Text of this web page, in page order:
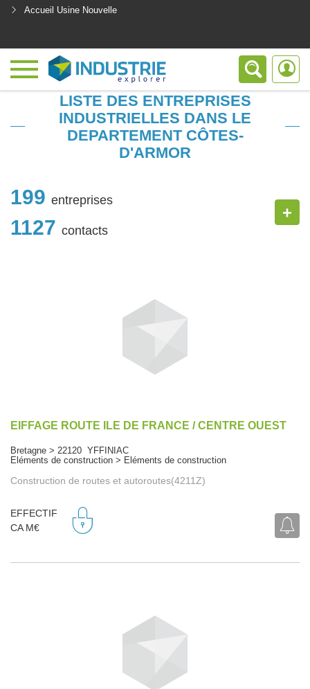
Accueil Usine Nouvelle
LISTE DES ENTREPRISES
INDUSTRIELLES DANS LE
DEPARTEMENT CÔTES-
D'ARMOR
199 entreprises
1127 contacts
+
EIFFAGE ROUTE ILE DE FRANCE / CENTRE OUEST
Bretagne > 22120 YFFINIAC
Eléments de construction > Eléments de construction
Construction de routes et autoroutes(4211Z)
EFFECTIF
CA M€